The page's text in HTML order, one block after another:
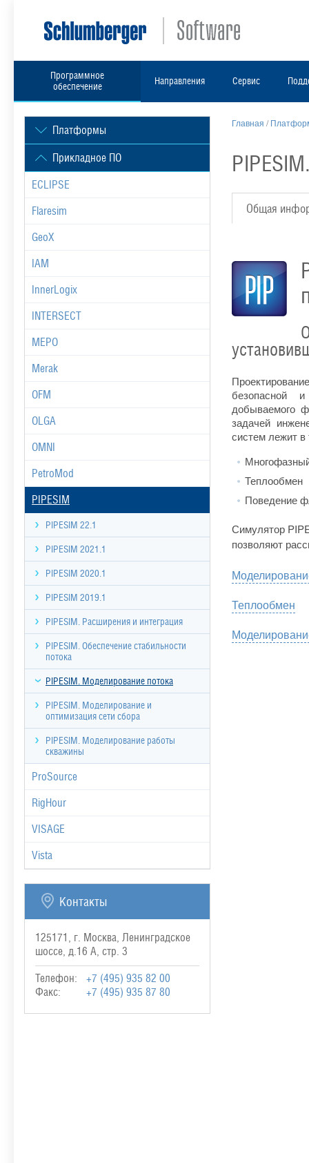
Программное
обеспечение
Направления Сервис
Платформы
Прикладное ПО
ECLIPSE
Flaresim
GeoX
IAM
InnerLogix
INTERSECT
MEPO
Merak
OFM
OLGA
OMNI
PetroMod
PIPESIM
PIPESIM 22.1
PIPESIM 2021.1
PIPESIM 2020.1
PIPESIM 2019.1
PIPESIM. Расширения и интеграция
PIPESIM. Обеспечение стабильности
потока
PIPESIM. Моделирование потока
PIPESIM. Моделирование и
оптимизация сети сбора
PIPESIM. Моделирование работы
скважины
ProSource
RigHour
VISAGE
Vista
Контакты
125171, г. Москва, Ленинградское
шоссе, д.16 А, стр. 3
Телефон:
+7 (495) 935 82 00
Факс:
+7 (495) 935 87 80
Главная /
Общая
безопасной и
добываемого
задачей
систем лежит в
Теплообмен
Поведение
Симулятор
позволяют
Теплообмен